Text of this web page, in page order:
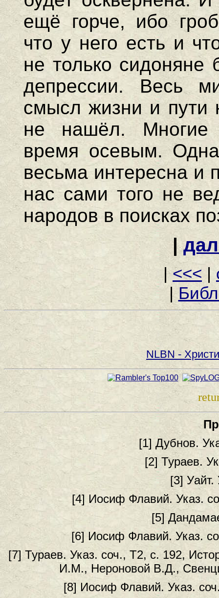
|
|<<< |
|
NLBN -
[1] Дубнов.
[2] Тураев.
[3] Уайт.
[4] Иосиф Флавий. Указ.
[5]
[6] Иосиф Флавий. Указ.
[7] Тураев. Указ. соч., Т2, с. 192,
И.М., Нероновой В.Д.,
[8] Иосиф Флавий. Указ.